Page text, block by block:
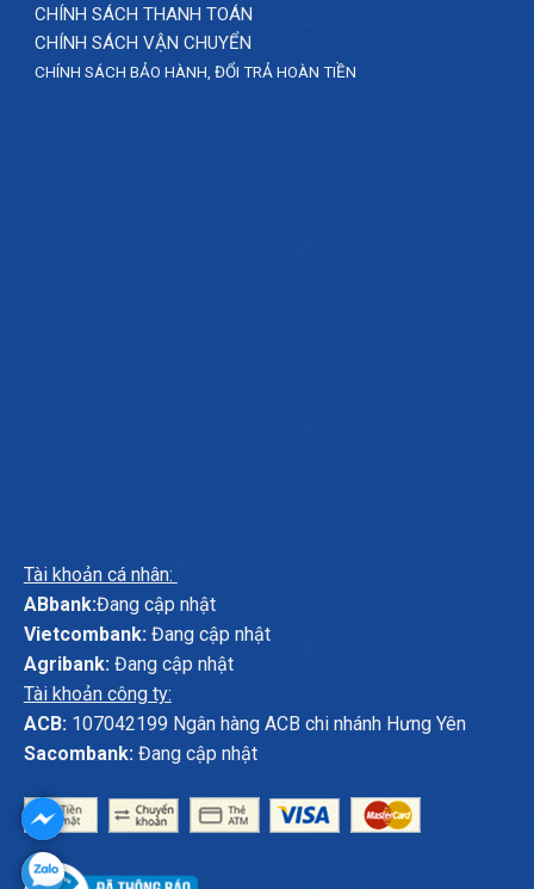
CHÍNH SÁCH THANH TOÁN
CHÍNH SÁCH VẬN CHUYỂN
CHÍNH SÁCH BẢO HÀNH, ĐỔI TRẢ HOÀN TIỀN
Tài khoản cá nhân:
ABbank:Đang cập nhật
Vietcombank:Đang cập nhật
Agribank:Đang cập nhật
Tài khoản công ty:
ACB:107042199 Ngân hàng ACB chi nhánh Hưng Yên
Sacombank:Đang cập nhật